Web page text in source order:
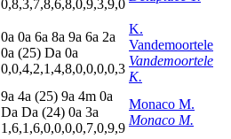
0,8,3,7,8,6,8,0,9,3,9,0
0a 0a 6a 8a 9a 6a 2a
0a (25) Da 0a
0,0,4,2,1,4,8,0,0,0,0,3
K.
Vandemoortele
Vandemoortele
K.
9a 4a (25) 9a 4m 0a
Da Da (24) 0a 3a
1,6,1,6,0,0,0,0,7,0,9,9
Monaco M.
Monaco M.